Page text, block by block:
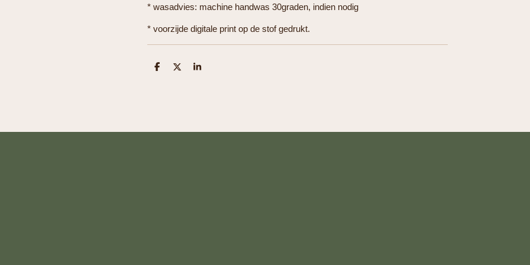
* wasadvies: machine handwas 30graden, indien nodig
* voorzijde digitale print op de stof gedrukt.
D
D
S